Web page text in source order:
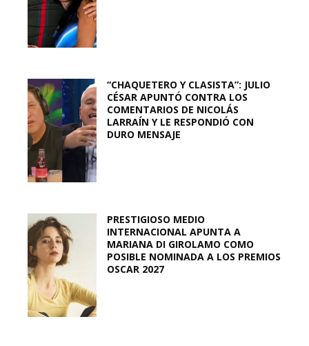
“CHAQUETERO Y CLASISTA”: JULIO
CÉSAR APUNTÓ CONTRA LOS
COMENTARIOS DE NICOLÁS
LARRAÍN Y LE RESPONDIÓ CON
DURO MENSAJE
PRESTIGIOSO MEDIO
INTERNACIONAL APUNTA A
MARIANA DI GIROLAMO COMO
POSIBLE NOMINADA A LOS PREMIOS
OSCAR 2027